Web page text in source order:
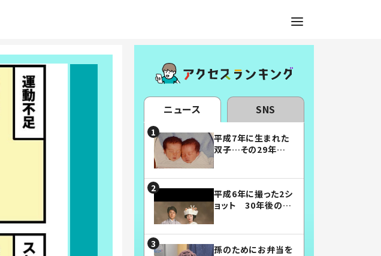
ニュース SNS
平成7年に生まれた
双子…その29年後
平成6年に撮った2シ
ョット 30年後の姿
孫のためにお弁当を